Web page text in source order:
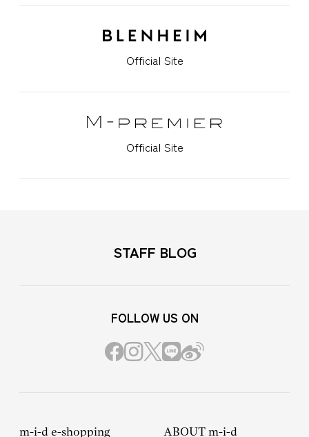
Official Site
Official Site
STAFF BLOG
FOLLOW US ON
m-i-d e-shopping ABOUT m-i-d